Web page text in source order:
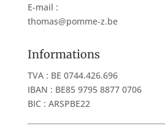
E-mail :
thomas@pomme-z.be
Informations
TVA : BE 0744.426.696
IBAN : BE85 9795 8877 0706
BIC : ARSPBE22